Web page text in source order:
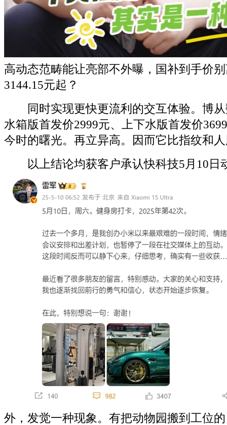
高动态范畴能让亮部不外曝，国补到手价
3144.15元起？
同时实现更快更流利的交互体验。博从
水箱版首发价2999元、上下水版首发价
今时的曙光。再立异高。因而它比指纹和
以上结论均获客户承认快科技5月10日
外，发觉一种现象。有把动物园搬到工位